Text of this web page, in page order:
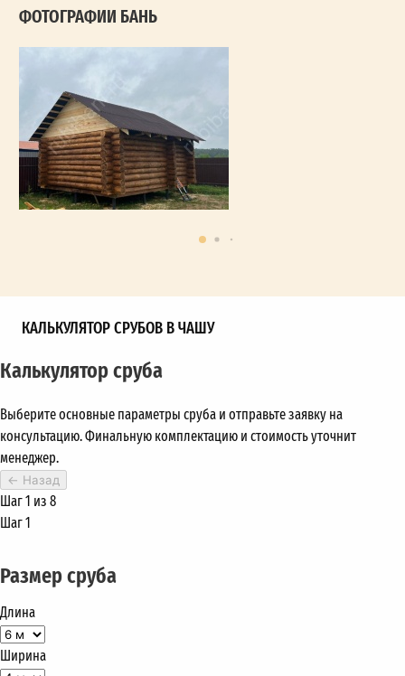
ФОТОГРАФИИ БАНЬ
КАЛЬКУЛЯТОР СРУБОВ В ЧАШУ
Калькулятор сруба
Выберите основные параметры сруба и отправьте заявку на
консультацию. Финальную комплектацию и стоимость уточнит
менеджер.
← Назад
Шаг 1 из 8
Шаг 1
Размер сруба
Длина
Ширина